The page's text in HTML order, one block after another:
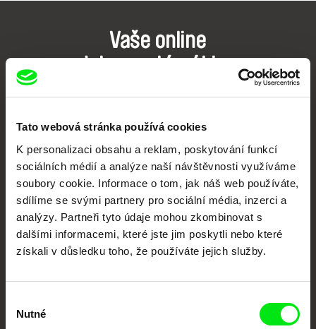
Tato webová stránka používá cookies
K personalizaci obsahu a reklam, poskytování funkcí
sociálních médií a analýze naší návštěvnosti využíváme
soubory cookie. Informace o tom, jak náš web používáte,
sdílíme se svými partnery pro sociální média, inzerci a
analýzy. Partneři tyto údaje mohou zkombinovat s
dalšími informacemi, které jste jim poskytli nebo které
získali v důsledku toho, že používáte jejich služby.
souhlasu
Nutné
Vaše online
dokumentární kino
Nové festivalové filmy
Portál DAFilms.cz je výsledkem tvůrčí spolupráce 7 klíčových evropských
festivalů dokumentárního filmu sdružených do Doc Alliance. Naším cílem je
posouvat hranice dokumentárního filmu, propagovat jeho rozmanitost a
podporovat kvalitní autorské filmy.
Členové Doc Alliance